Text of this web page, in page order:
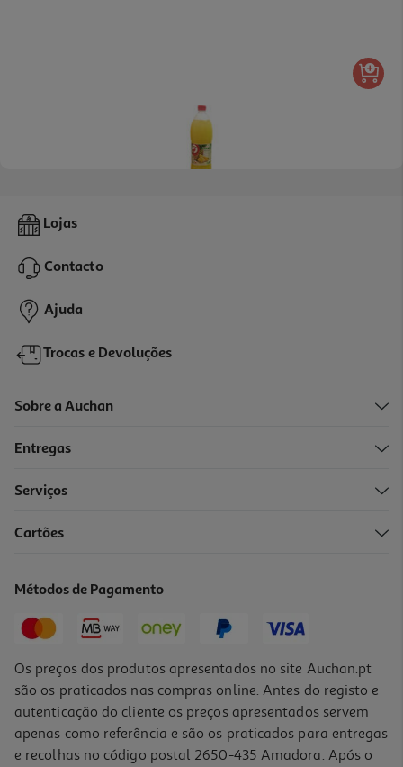
Refrigerante S/gás Auchan Ananás 1.5l
1,04 €
+0,10 € Depósito
+0,10 € Depósito
Lojas
Contacto
Ajuda
Trocas e Devoluções
Sobre a Auchan
Entregas
Serviços
Cartões
Métodos de Pagamento
Os preços dos produtos apresentados no site Auchan.pt
são os praticados nas compras online. Antes do registo e
autenticação do cliente os preços apresentados servem
apenas como referência e são os praticados para entregas
e recolhas no código postal 2650-435 Amadora. Após o